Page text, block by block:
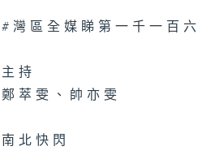
#灣區全媒睇第一千一百
主持
鄭萃雯、帥亦雯
南北快閃